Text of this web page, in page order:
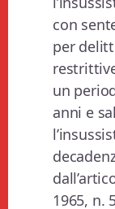
con
per
un
anni e
1965, n.